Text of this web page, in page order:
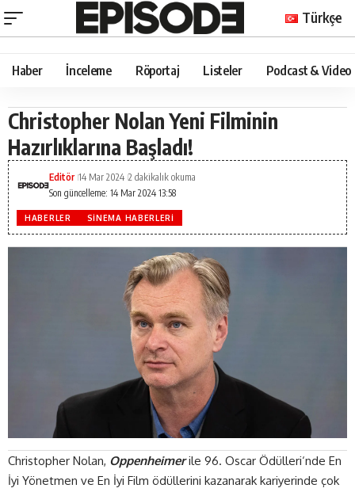
Türkçe
Haber İnceleme Röportaj Listeler Podcast & Video
Christopher Nolan Yeni Filminin
Hazırlıklarına Başladı!
Son güncelleme: 14 Mar 2024 13:58
Editör 14 Mar 2024 2 dakikalık okuma
HABERLER SINEMA HABERLERI
Christopher Nolan, Oppenheimerile 96. Oscar Ödülleri‘nde En
İyi Yönetmen ve En İyi Film ödüllerini kazanarak kariyerinde çok